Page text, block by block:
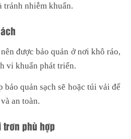
tránh nhiễm khuẩn.
được bảo quản ở nơi khô ráo,
vi khuẩn phát triển.
bảo quản sạch sẽ hoặc túi vải để
an toàn.
trơn phù hợp